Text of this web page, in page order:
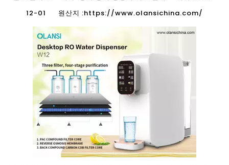
12-01 원산지 :https://www.olansichina.com/